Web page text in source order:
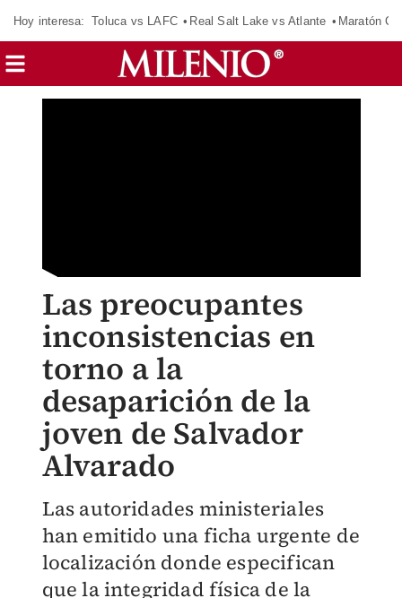
Hoy interesa: Toluca vs LAFC Real Salt Lake vs Atlante Maratón
Las preocupantes
inconsistencias en
torno a la
desaparición de la
joven de Salvador
Alvarado
Las autoridades ministeriales
han emitido una ficha urgente de
localización donde especifican
que la integridad física de la